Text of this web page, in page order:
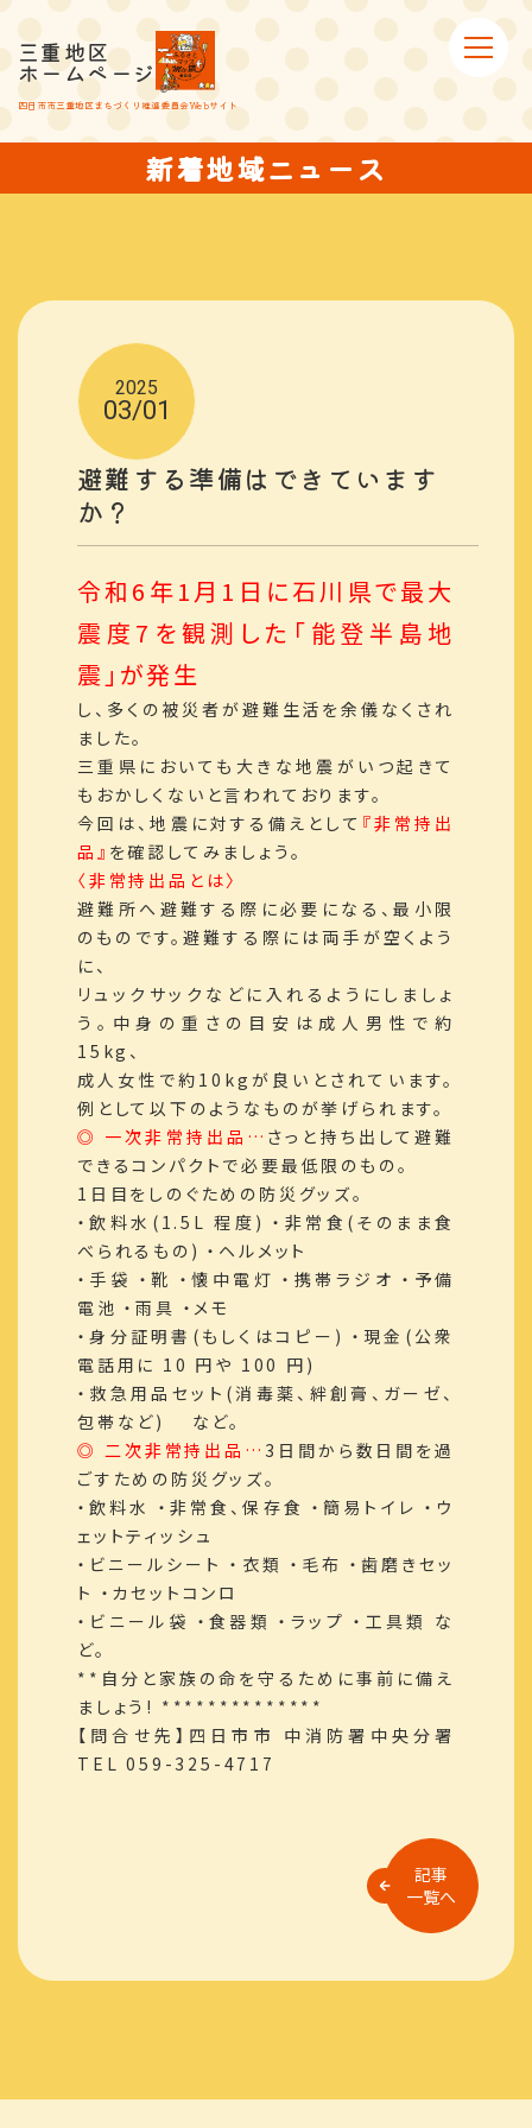
三重地区
ホームページ
四日市市三重地区まちづくり推進委員会Webサイト
新着地域ニュース
2025
03/01
避難する準備はできています
か？
令和6年1月1日に石川県で最大
震度7を観測した「能登半島地
震」が発生
し、多くの被災者が避難生活を余儀なくされ
ました。
三重県においても大きな地震がいつ起きて
もおかしくないと言われております。
今回は、地震に対する備えとして 『非常持出
品』 を確認してみましょう。
〈非常持出品とは〉
避難所へ避難する際に必要になる、最小限
のものです。避難する際には両手が空くよう
に、
リュックサックなどに入れるようにしましょ
う。中身の重さの目安は成人男性で約
15kg、
成人女性で約10kgが良いとされています。
例として以下のようなものが挙げられます。
◎ 一次非常持出品… さっと持ち出して避難
できるコンパクトで必要最低限のもの。
1日目をしのぐための防災グッズ。
・飲料水(1.5L 程度) ・非常食(そのまま食
べられるもの) ・ヘルメット
・手袋 ・靴 ・懐中電灯 ・携帯ラジオ ・予備
電池 ・雨具 ・メモ
・身分証明書(もしくはコピー) ・現金(公衆
電話用に 10 円や 100 円)
・救急用品セット(消毒薬、絆創膏、ガーゼ、
包帯など) など。
◎ 二次非常持出品… 3日間から数日間を過
ごすための防災グッズ。
・飲料水 ・非常食、保存食 ・簡易トイレ ・ウ
ェットティッシュ
・ビニールシート ・衣類 ・毛布 ・歯磨きセッ
ト ・カセットコンロ
・ビニール袋 ・食器類 ・ラップ ・工具類 な
ど。
**自分と家族の命を守るために事前に備え
ましょう! **************
【問合せ先】四日市市 中消防署中央分署
TEL 059-325-4717
記事
一覧へ